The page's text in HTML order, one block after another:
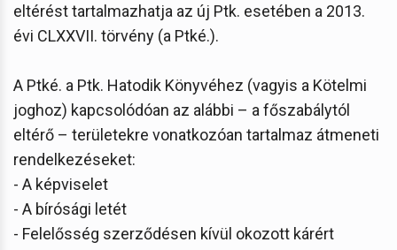
eltérést tartalmazhatja az új Ptk. esetében a 2013.
évi CLXXVII. törvény (a Ptké.).
A Ptké. a Ptk. Hatodik Könyvéhez (vagyis a Kötelmi
joghoz) kapcsolódóan az alábbi – a főszabálytól
eltérő – területekre vonatkozóan tartalmaz átmeneti
rendelkezéseket:
- A képviselet
- A bírósági letét
- Felelősség szerződésen kívül okozott kárért